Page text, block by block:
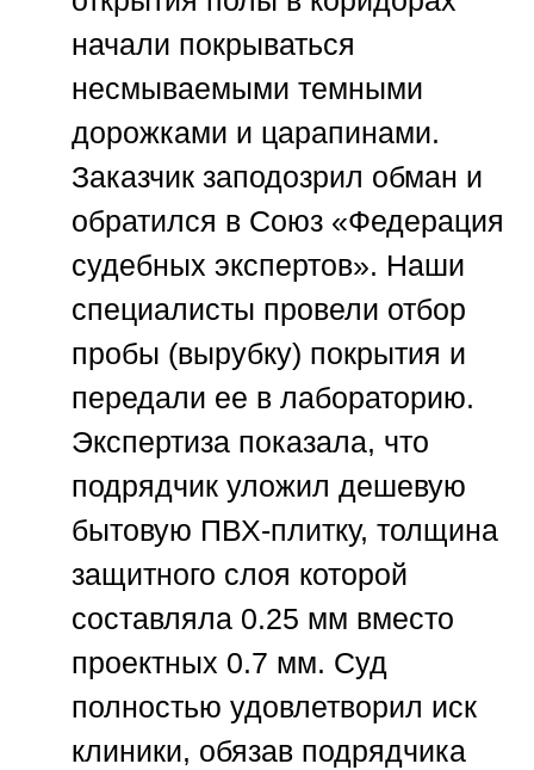
начали покрываться
несмываемыми темными
дорожками и царапинами.
Заказчик заподозрил обман и
обратился в Союз «Федерация
судебных экспертов». Наши
специалисты провели отбор
пробы (вырубку) покрытия и
передали ее в лабораторию.
Экспертиза показала, что
подрядчик уложил дешевую
бытовую ПВХ-плитку, толщина
защитного слоя которой
составляла 0.25 мм вместо
проектных 0.7 мм. Суд
полностью удовлетворил иск
клиники, обязав подрядчика